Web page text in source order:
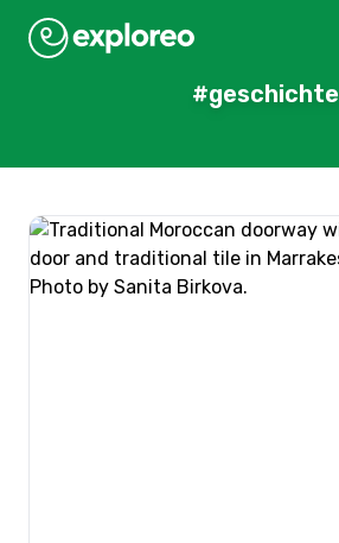
#geschichte